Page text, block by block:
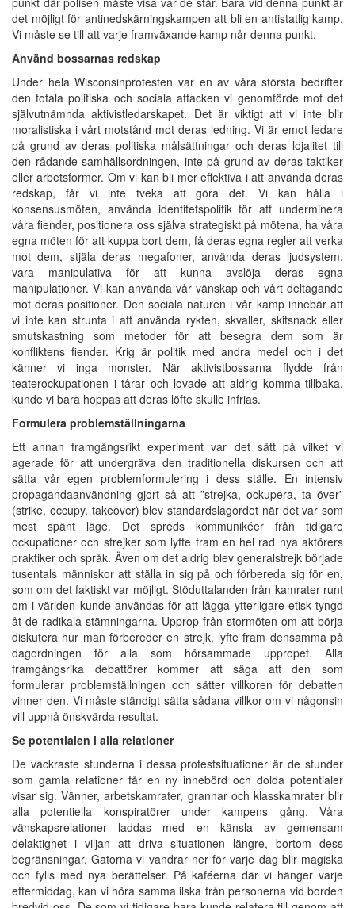
det möjligt för antinedskärningskampen att bli en antistatlig kamp.
Vi måste se till att varje framväxande kamp når denna punkt.
Använd bossarnas redskap
Under hela Wisconsinprotesten var en av våra största bedrifter
den totala politiska och sociala attacken vi genomförde mot det
självutnämnda aktivistledarskapet. Det är viktigt att vi inte blir
moralistiska i vårt motstånd mot deras ledning. Vi är emot ledare
på grund av deras politiska målsättningar och deras lojalitet till
den rådande samhällsordningen, inte på grund av deras taktiker
eller arbetsformer. Om vi kan bli mer effektiva i att använda deras
redskap, får vi inte tveka att göra det. Vi kan hålla i
konsensusmöten, använda identitetspolitik för att underminera
våra fiender, positionera oss själva strategiskt på mötena, ha våra
egna möten för att kuppa bort dem, få deras egna regler att verka
mot dem, stjäla deras megafoner, använda deras ljudsystem,
vara manipulativa för att kunna avslöja deras egna
manipulationer. Vi kan använda vår vänskap och vårt deltagande
mot deras positioner. Den sociala naturen i vår kamp innebär att
vi inte kan strunta i att använda rykten, skvaller, skitsnack eller
smutskastning som metoder för att besegra dem som är
konfliktens fiender. Krig är politik med andra medel och i det
känner vi inga monster. När aktivistbossarna flydde från
teaterockupationen i tårar och lovade att aldrig komma tillbaka,
kunde vi bara hoppas att deras löfte skulle infrias.
Formulera problemställningarna
Ett annan framgångsrikt experiment var det sätt på vilket vi
agerade för att undergräva den traditionella diskursen och att
sätta vår egen problemformulering i dess ställe. En intensiv
propagandaanvändning gjort så att ”strejka, ockupera, ta över”
(strike, occupy, takeover) blev standardslagordet när det var som
mest spänt läge. Det spreds kommunikéer från tidigare
ockupationer och strejker som lyfte fram en hel rad nya aktörers
praktiker och språk. Även om det aldrig blev generalstrejk började
tusentals människor att ställa in sig på och förbereda sig för en,
som om det faktiskt var möjligt. Stöduttalanden från kamrater runt
om i världen kunde användas för att lägga ytterligare etisk tyngd
åt de radikala stämningarna. Upprop från stormöten om att börja
diskutera hur man förbereder en strejk, lyfte fram densamma på
dagordningen för alla som hörsammade uppropet. Alla
framgångsrika debattörer kommer att säga att den som
formulerar problemställningen och sätter villkoren för debatten
vinner den. Vi måste ständigt sätta sådana villkor om vi någonsin
vill uppnå önskvärda resultat.
Se potentialen i alla relationer
De vackraste stunderna i dessa protestsituationer är de stunder
som gamla relationer får en ny innebörd och dolda potentialer
visar sig. Vänner, arbetskamrater, grannar och klasskamrater blir
alla potentiella konspiratörer under kampens gång. Våra
vänskapsrelationer laddas med en känsla av gemensam
delaktighet i viljan att driva situationen längre, bortom dess
begränsningar. Gatorna vi vandrar ner för varje dag blir magiska
och fylls med nya berättelser. På kaféerna där vi hänger varje
eftermiddag, kan vi höra samma ilska från personerna vid borden